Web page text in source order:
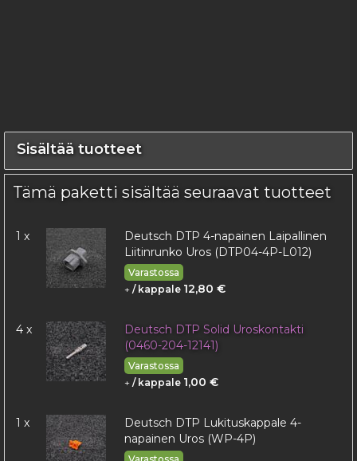
Sisältää tuotteet
Tämä paketti sisältää seuraavat tuotteet
1 x
Deutsch DTP 4-napainen Laipallinen
Liitinrunko Uros (DTP04-4P-L012)
Varastossa
+ / kappale 12,80 €
4 x
Deutsch DTP Solid Uroskontakti
(0460-204-12141)
Varastossa
+ / kappale 1,00 €
1 x
Deutsch DTP Lukituskappale 4-
napainen Uros (WP-4P)